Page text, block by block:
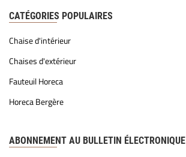
CATÉGORIES POPULAIRES
Chaise d'intérieur
Chaises d'extérieur
Fauteuil Horeca
Horeca Bergère
ABONNEMENT AU BULLETIN ÉLECTRONIQUE